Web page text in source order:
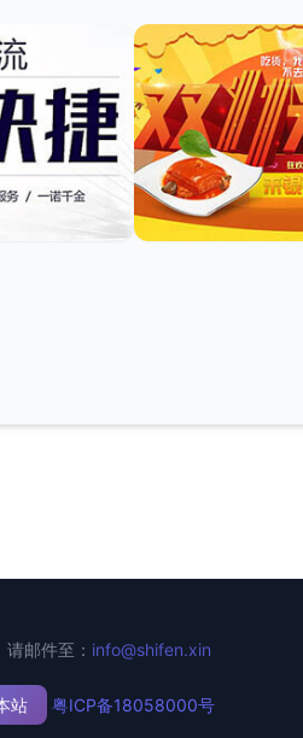
邮件至： info@shifen.xin
站 粤ICP备18058000号